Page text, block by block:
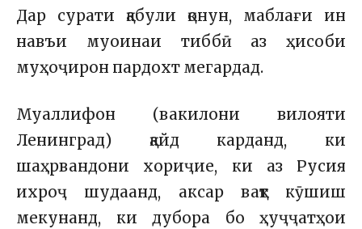
Дар сурати қабули қонун, маблағи ин
навъи муоинаи тиббӣ аз ҳисоби
муҳоҷирон пардохт мегардад.
Муаллифон (вакилони вилояти
Ленинград) қайд карданд, ки
шаҳрвандони хориҷие, ки аз Русия
ихроҷ шудаанд, аксар вақт кӯшиш
мекунанд, ки дубора бо ҳуҷҷатҳои